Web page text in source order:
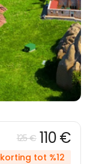
125 € 110 €
korting tot %12